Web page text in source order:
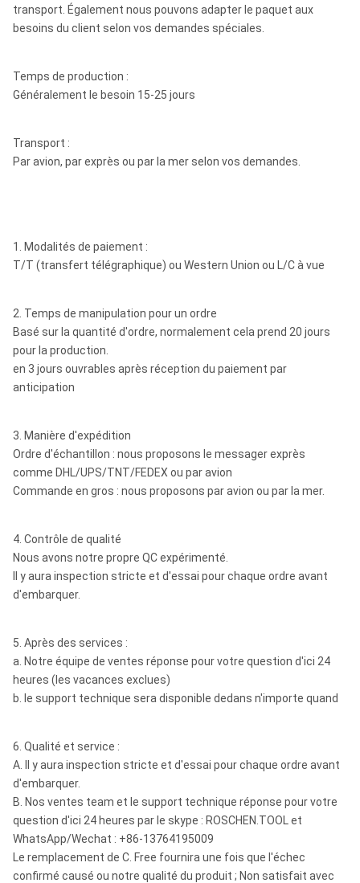
transport. Également nous pouvons adapter le paquet aux
besoins du client selon vos demandes spéciales.
Temps de production :
Généralement le besoin 15-25 jours
Transport :
Par avion, par exprès ou par la mer selon vos demandes.
1. Modalités de paiement :
T/T (transfert télégraphique) ou Western Union ou L/C à vue
2. Temps de manipulation pour un ordre
Basé sur la quantité d'ordre, normalement cela prend 20 jours
pour la production.
en 3 jours ouvrables après réception du paiement par
anticipation
3. Manière d'expédition
Ordre d'échantillon : nous proposons le messager exprès
comme DHL/UPS/TNT/FEDEX ou par avion
Commande en gros : nous proposons par avion ou par la mer.
4. Contrôle de qualité
Nous avons notre propre QC expérimenté.
Il y aura inspection stricte et d'essai pour chaque ordre avant
d'embarquer.
5. Après des services :
a. Notre équipe de ventes réponse pour votre question d'ici 24
heures (les vacances exclues)
b. le support technique sera disponible dedans n'importe quand
6. Qualité et service :
A. Il y aura inspection stricte et d'essai pour chaque ordre avant
d'embarquer.
B. Nos ventes team et le support technique réponse pour votre
question d'ici 24 heures par le skype : ROSCHEN.TOOL et
WhatsApp/Wechat : +86-13764195009
Le remplacement de C. Free fournira une fois que l'échec
confirmé causé ou notre qualité du produit ; Non satisfait avec